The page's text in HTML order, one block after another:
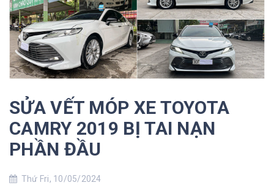
SỬA VẾT MÓP XE TOYOTA
CAMRY 2019 BỊ TAI NẠN
PHẦN ĐẦU
Thứ Fri, 10/05/2024